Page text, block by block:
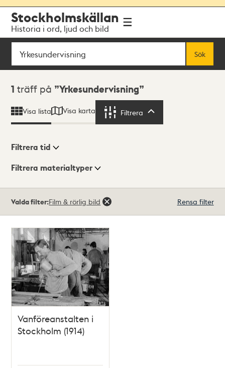
navigationen
huvudinnehållet
Stockholmskällan
Historia i ord, ljud och bild
Sök
Sök
Sökresultat
1 träff på Yrkesundervisning
Visa lista Visa karta Filtrera
Visningsläge
Filtrera tid
Filtrera materialtyper
träffar
Valda filter:Film & rörlig bild Rensa filter
Vanföreanstalten i
Stockholm (1914)